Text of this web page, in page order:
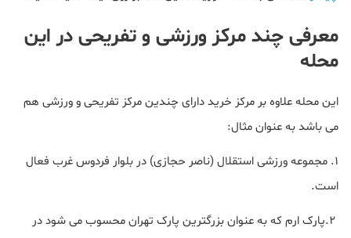
معرفی چند مرکز ورزشی و تفریحی در این
محله
این محله علاوه بر مرکز خرید دارای چندین مرکز تفریحی و ورزشی هم
می باشد به عنوان مثال:
۱. مجموعه ورزشی استقلال (ناصر حجازی) در بلوار فردوس غرب فعال
است.
۲.پارک ارم که به عنوان بزرگترین پارک تهران محسوب می شود در